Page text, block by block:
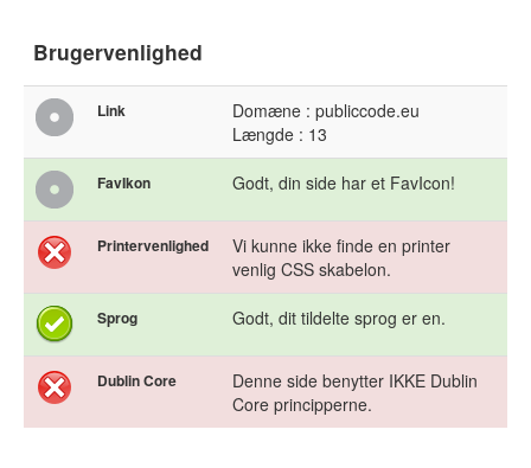
Brugervenlighed
Link
Domæne : publiccode.eu
Længde : 13
FavIkon Godt, din side har et FavIcon!
Printervenlighed
Vi kunne ikke finde en printer
venlig CSS skabelon.
Sprog Godt, dit tildelte sprog er en.
Dublin Core
Denne side benytter IKKE Dublin
Core principperne.